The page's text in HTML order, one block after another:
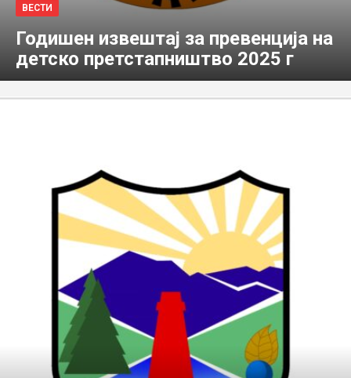
ВЕСТИ
Годишен извештај за превенција на
детско претстапништво 2025 г